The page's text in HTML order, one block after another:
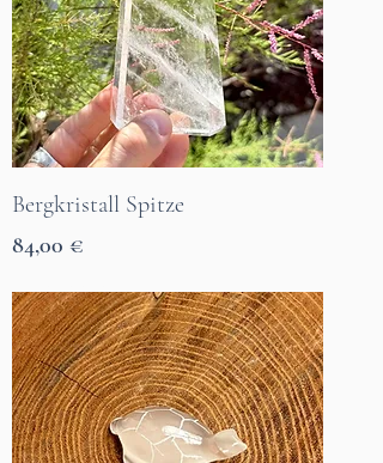
Bergkristall Spitze
Preis
84,00 €